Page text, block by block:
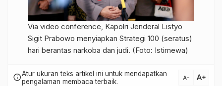
Via video conference, Kapolri Jenderal Listyo
Sigit Prabowo menyiapkan Strategi 100 (seratus)
hari berantas narkoba dan judi. (Foto: Istimewa)
infoAtur ukuran teks artikel ini untuk mendapatkan
pengalaman membaca terbaik.
text_decrease text_increase